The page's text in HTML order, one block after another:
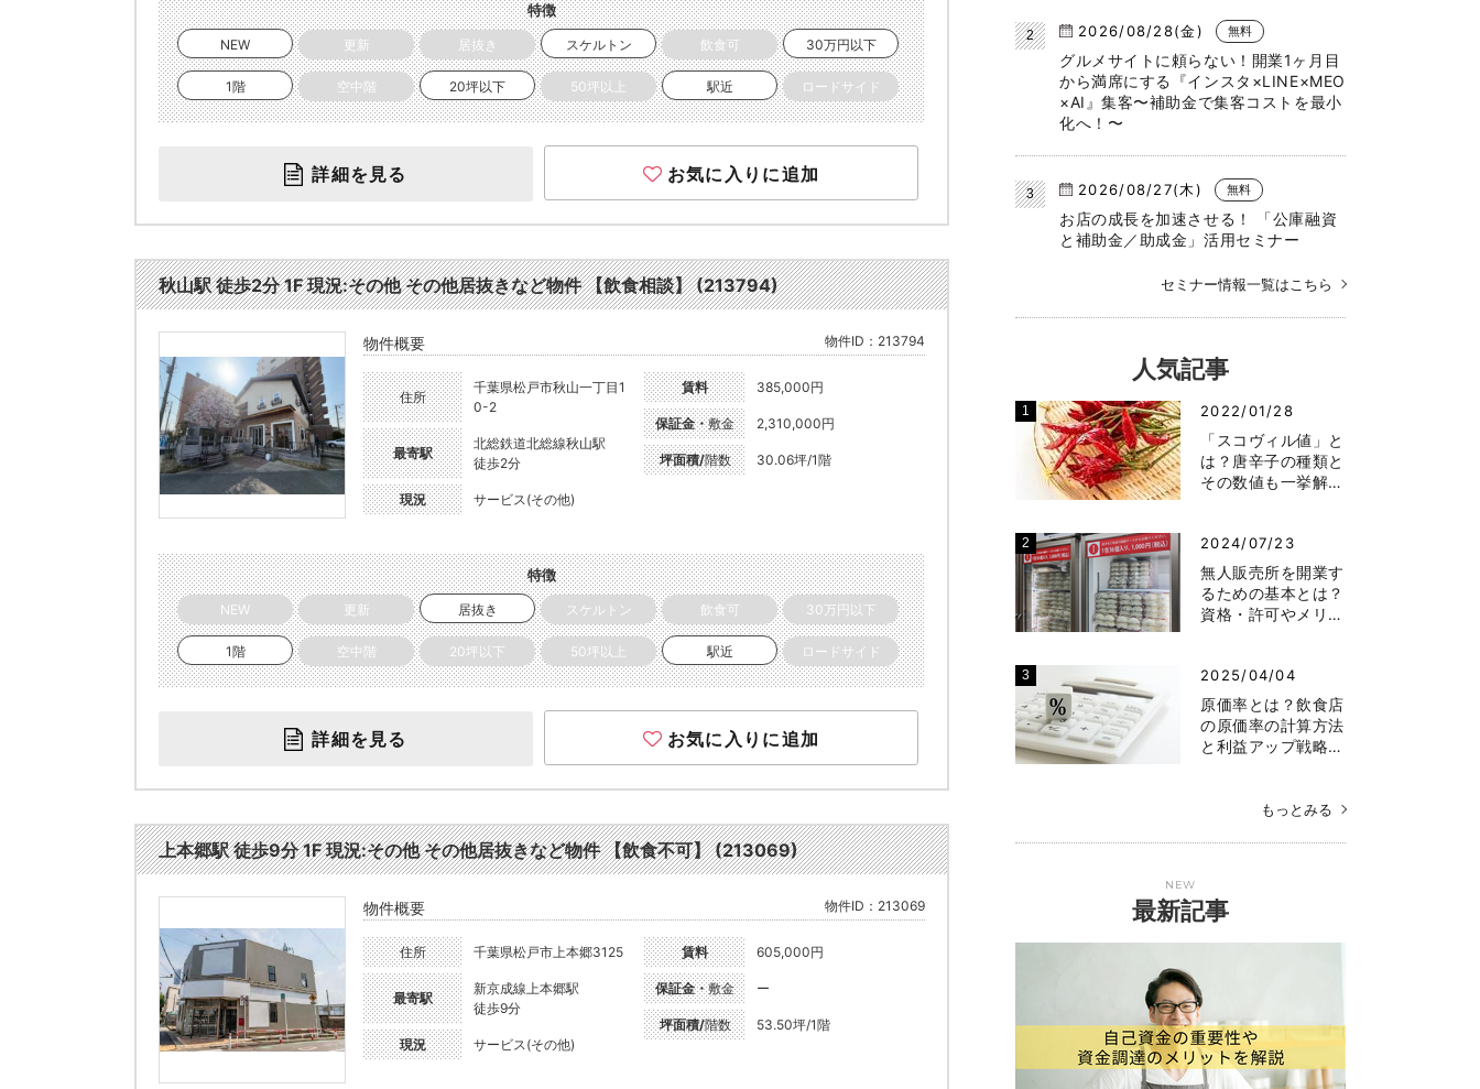
特徴
NEW 更新 居抜き スケルトン 飲食可 30万円以下
1階 空中階 20坪以下 50坪以上 駅近 ロードサイド
詳細を見る お気に入りに追加
秋山駅 徒歩2分 1F 現況:その他 その他居抜きなど物件 【飲食相談】 (213794)
物件概要 物件ID：213794
住所
千葉県松戸市秋山一丁目1
0-2
最寄駅
北総鉄道北総線秋山駅
徒歩2分
現況 サービス(その他)
賃料 385,000円
保証金・敷金 2,310,000円
坪面積/階数 30.06坪/1階
特徴
NEW 更新 居抜き スケルトン 飲食可 30万円以下
1階 空中階 20坪以下 50坪以上 駅近 ロードサイド
詳細を見る お気に入りに追加
上本郷駅 徒歩9分 1F 現況:その他 その他居抜きなど物件 【飲食不可】 (213069)
物件概要 物件ID：213069
住所 千葉県松戸市上本郷3125
最寄駅
新京成線上本郷駅
徒歩9分
現況 サービス(その他)
賃料 605,000円
保証金・敷金 ー
坪面積/階数 53.50坪/1階
2026/08/28(金) 無料
グルメサイトに頼らない！開業1ヶ月目
から満席にする『インスタ×LINE×MEO
×AI』集客〜補助金で集客コストを最小
化へ！〜
2026/08/27(木) 無料
お店の成長を加速させる！ 「公庫融資
と補助金／助成金」活用セミナー
セミナー情報一覧はこちら
人気記事
2022/01/28
「スコヴィル値」と
は？唐辛子の種類と
その数値も一挙解…
2024/07/23
無人販売所を開業す
るための基本とは？
資格・許可やメリ…
2025/04/04
原価率とは？飲食店
の原価率の計算方法
と利益アップ戦略…
もっとみる
NEW
最新記事